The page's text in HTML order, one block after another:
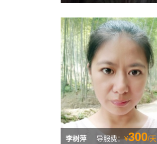
李树萍 导服费：¥300/天